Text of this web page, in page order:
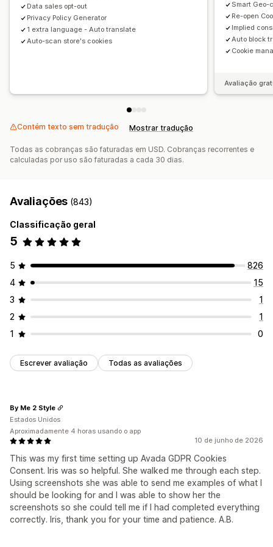
APPI Lei de privacidade do consumidor da Califórnia CPRA
CTDPA Regulamento de proteção de dados
PDPA
PIPEDA UCPA VCDPA
Relatórios de tráfego
Data sales opt-out
Privacy Policy Generator
1 extra language - Auto translate
Auto-scan store's cookies
Smart Geo-
Re-open
Implied
Auto block
Cookie
Avaliação
Contém texto sem tradução Mostrar tradução
Todas as cobranças são faturadas em USD. Cobranças recorrentes e
calculadas por uso são faturadas a cada 30 dias.
Avaliações (843)
Classificação geral
5
5
826
4
15
3
1
2
1
1
0
Escrever avaliação Todas as avaliações
10 de junho de 2026
This was my first time setting up Avada GDPR Cookies
Consent. Iris was so helpful. She walked me through each step.
Using screenshots she was able to send me examples of what I
should be looking for and I was able to show her the
screenshots so she could tell me if I had completed everything
correctly. Iris, thank you for your time and patience. A.B.
By Me 2 Style
Estados Unidos
Aproximadamente 4 horas usando o app